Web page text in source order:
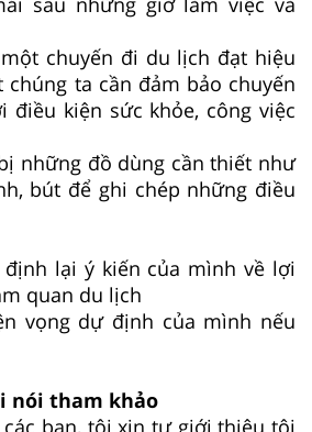
chuyến đi du lịch đạt hiệu
ta cần đảm bảo chuyến
điều kiện sức khỏe, công việc
đồ dùng cần thiết như
bút để ghi chép những điều
lại ý kiến của mình về lợi
quan du lịch
dự định của mình nếu
nói tham khảo
bạn, tôi xin tự giới thiệu tôi